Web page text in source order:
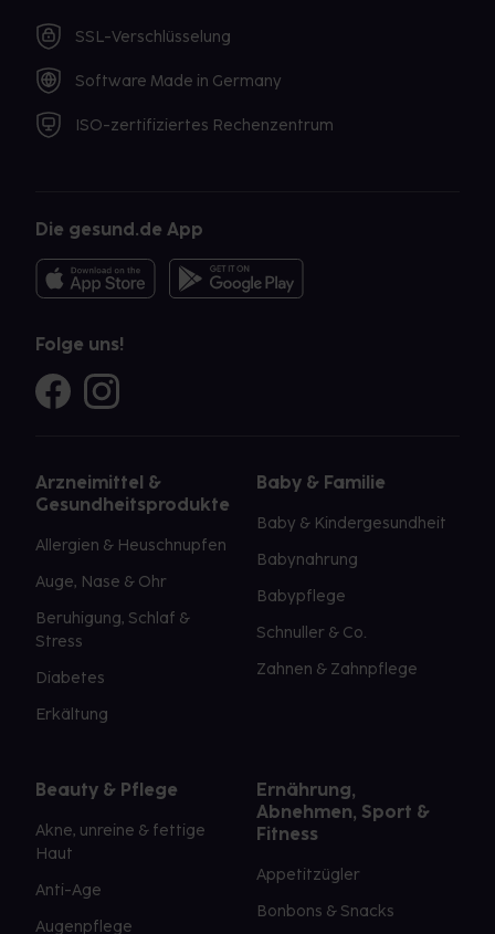
SSL-Verschlüsselung
Software Made in Germany
ISO-zertifiziertes Rechenzentrum
Die gesund.de App
Folge uns!
Arzneimittel &
Gesundheitsprodukte
Allergien & Heuschnupfen
Auge, Nase & Ohr
Beruhigung, Schlaf &
Stress
Diabetes
Erkältung
Baby & Familie
Baby & Kindergesundheit
Babynahrung
Babypflege
Schnuller & Co.
Zahnen & Zahnpflege
Beauty & Pflege
Akne, unreine & fettige
Haut
Anti-Age
Augenpflege
Ernährung,
Abnehmen, Sport &
Fitness
Appetitzügler
Bonbons & Snacks